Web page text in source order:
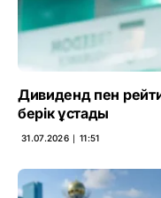
Дивиденд пен
берік ұстады
31.07.2026 ∣ 11:51